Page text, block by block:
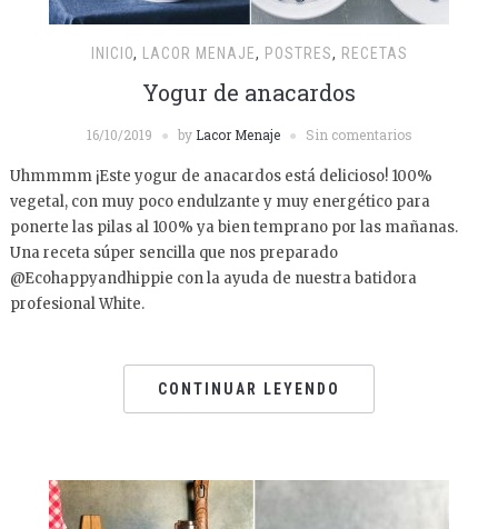
INICIO, LACOR MENAJE, POSTRES, RECETAS
Yogur de anacardos
16/10/2019 by Lacor Menaje Sin comentarios
Uhmmmm ¡Este yogur de anacardos está delicioso! 100%
vegetal, con muy poco endulzante y muy energético para
ponerte las pilas al 100% ya bien temprano por las mañanas.
Una receta súper sencilla que nos preparado
@Ecohappyandhippie con la ayuda de nuestra batidora
profesional White.
CONTINUAR LEYENDO